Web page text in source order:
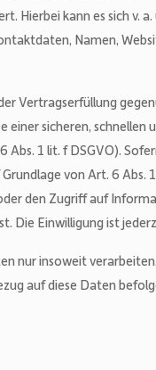
Hierbei kann es sich v.
Namen,
Vertragserfüllung
einer sicheren,
1 lit. f DSGVO).
von Art. 6 Abs.
den Zugriff auf
Die Einwilligung ist
nur insoweit
auf diese Daten